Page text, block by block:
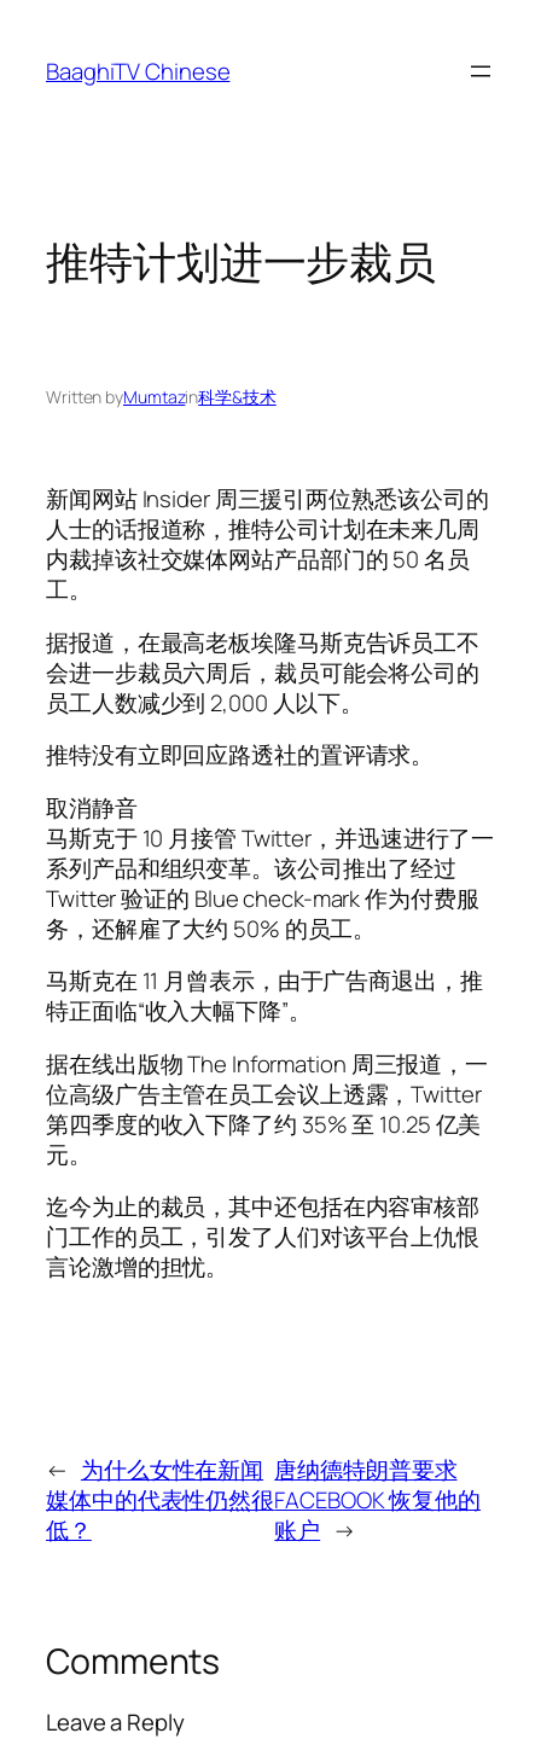
content
BaaghiTV Chinese
推特计划进一步裁员
Written byMumtazin科学&技术
新闻网站 Insider 周三援引两位熟悉该公司的
人士的话报道称，推特公司计划在未来几周
内裁掉该社交媒体网站产品部门的 50 名员
工。
据报道，在最高老板埃隆马斯克告诉员工不
会进一步裁员六周后，裁员可能会将公司的
员工人数减少到 2,000 人以下。
推特没有立即回应路透社的置评请求。
取消静音
马斯克于 10 月接管 Twitter，并迅速进行了一
系列产品和组织变革。该公司推出了经过
Twitter 验证的 Blue check-mark 作为付费服
务，还解雇了大约 50% 的员工。
马斯克在 11 月曾表示，由于广告商退出，推
特正面临“收入大幅下降”。
据在线出版物 The Information 周三报道，一
位高级广告主管在员工会议上透露，Twitter
第四季度的收入下降了约 35% 至 10.25 亿美
元。
迄今为止的裁员，其中还包括在内容审核部
门工作的员工，引发了人们对该平台上仇恨
言论激增的担忧。
← 为什么女性在新闻
媒体中的代表性仍然很
低？
唐纳德特朗普要求
FACEBOOK 恢复他的
账户 →
Comments
Leave a Reply